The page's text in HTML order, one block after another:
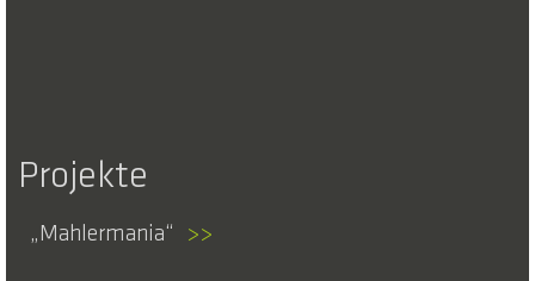
Projekte
Mahlermania >>